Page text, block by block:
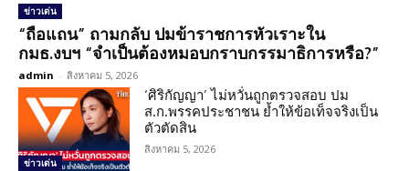
ข่าวเด่น
“ถือแถน” ถามกลับ ปมข้าราชการหัวเราะใน
กมธ.งบฯ “จำเป็นต้องหมอบกราบกรรมาธิการหรือ?”
admin - สิงหาคม 5, 2026
ข่าวเด่น
‘ศิริกัญญา’ ไม่หวั่นถูกตรวจสอบ ปม
ส.ก.พรรคประชาชน ย้ำให้ข้อเท็จจริงเป็น
ตัวตัดสิน
สิงหาคม 5, 2026